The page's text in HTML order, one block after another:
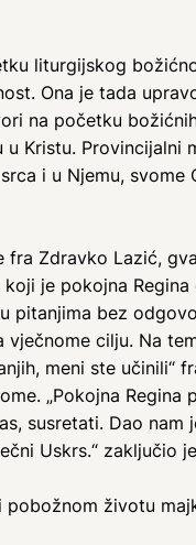
liturgijskog
Ona je tada
na početku
Kristu. Provincijalni
i u Njemu, svome
fra Zdravko Lazić,
je pokojna
pitanjima bez
cilju. Na
meni ste učinili“
„Pokojna Regina
susretati. Dao nam
Uskrs.“ zaključio
životu